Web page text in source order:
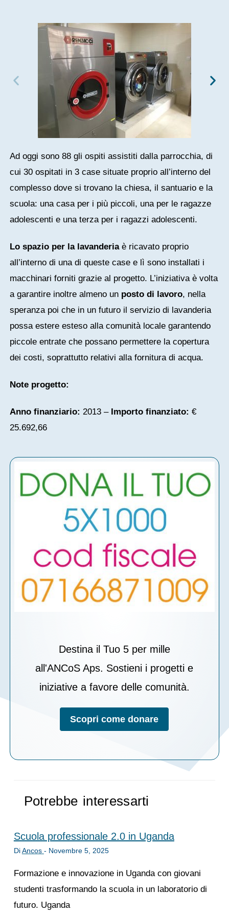
Ad oggi sono 88 gli ospiti assistiti dalla parrocchia, di
cui 30 ospitati in 3 case situate proprio all’interno del
complesso dove si trovano la chiesa, il santuario e la
scuola: una casa per i più piccoli, una per le ragazze
adolescenti e una terza per i ragazzi adolescenti.
Lo spazio per la lavanderiaè ricavato proprio
all’interno di una di queste case e lì sono installati i
macchinari forniti grazie al progetto. L’iniziativa è volta
a garantire inoltre almeno un posto di lavoro, nella
speranza poi che in un futuro il servizio di lavanderia
possa estere esteso alla comunità locale garantendo
piccole entrate che possano permettere la copertura
dei costi, soprattutto relativi alla fornitura di acqua.
Note progetto:
Anno finanziario: 2013 – Importo finanziato: €
25.692,66
Destina il Tuo 5 per mille
all'ANCoS Aps. Sostieni i progetti e
iniziative a favore delle comunità.
Scopri come donare
Potrebbe interessarti
Scuola professionale 2.0 in Uganda
DiAncos - Novembre 5, 2025
Formazione e innovazione in Uganda con giovani
studenti trasformando la scuola in un laboratorio di
futuro. Uganda